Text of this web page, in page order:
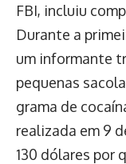
FBI, incluiu
Durante a
um informante
pequenas
grama de
realizada em 9
130 dólares por